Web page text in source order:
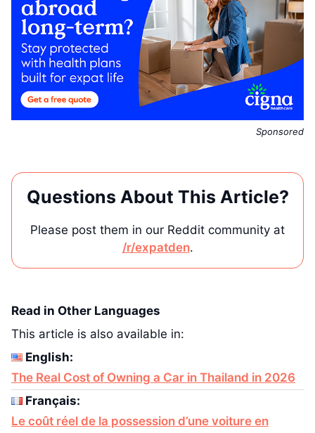
Sponsored
Questions About This Article?
Please post them in our Reddit community at
/r/expatden.
Read in Other Languages
This article is also available in:
English:
The Real Cost of Owning a Car in Thailand in 2026
Français:
Le coût réel de la possession d’une voiture en